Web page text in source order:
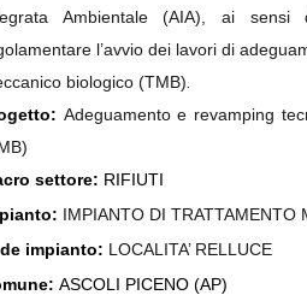
Ambientale (AIA), ai sensi
l’avvio dei lavori di
biologico (TMB)
Adeguamento e revamping
settore: RIFIUTI
IMPIANTO DI TRATTAMENTO
impianto: LOCALITA’ RELLUCE
ASCOLI PICENO (AP)